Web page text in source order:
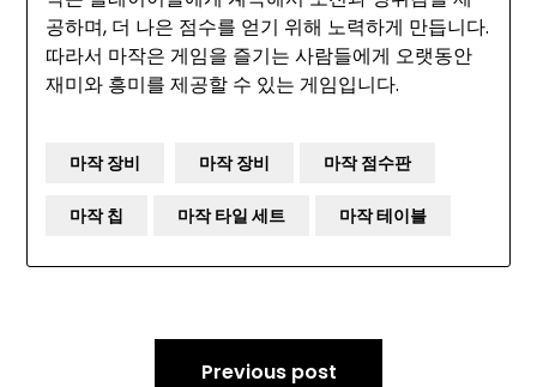
공하며, 더 나은 점수를 얻기 위해 노력하게 만듭니다.
따라서 마작은 게임을 즐기는 사람들에게 오랫동안
재미와 흥미를 제공할 수 있는 게임입니다.
마작 장비 마작 장비 마작 점수판
마작 칩 마작 타일 세트 마작 테이블
Previous post